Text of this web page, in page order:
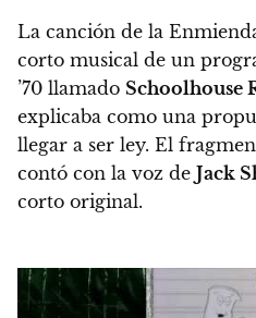
La canción de la
corto musical de un
’70 llamado Schoolhouse
explicaba como una
llegar a ser ley. El
contó con la voz de Jack
corto original.